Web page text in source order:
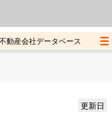
動産会社データベース
更新日